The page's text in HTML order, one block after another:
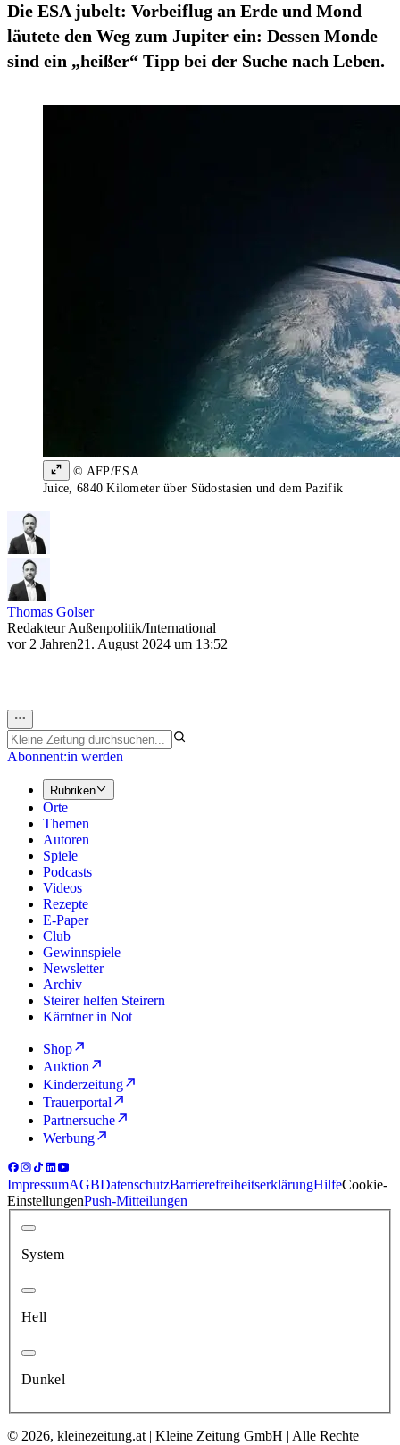
Die ESA jubelt: Vorbeiflug an Erde und Mond
läutete den Weg zum Jupiter ein: Dessen Monde
sind ein „heißer“ Tipp bei der Suche nach Leben.
© AFP/ESA
Juice, 6840 Kilometer über Südostasien und dem Pazifik
Thomas Golser
Redakteur Außenpolitik/International
vor 2 Jahren21. August 2024 um 13:52
Abonnent:in werden
Rubriken
Orte
Themen
Autoren
Spiele
Podcasts
Videos
Rezepte
E-Paper
Club
Gewinnspiele
Newsletter
Archiv
Steirer helfen Steirern
Kärntner in Not
Shop
Auktion
Kinderzeitung
Trauerportal
Partnersuche
Werbung
ImpressumAGBDatenschutzBarrierefreiheitserklärungHilfeCookie-
EinstellungenPush-Mitteilungen
System
Hell
Dunkel
© 2026, kleinezeitung.at | Kleine Zeitung GmbH | Alle Rechte